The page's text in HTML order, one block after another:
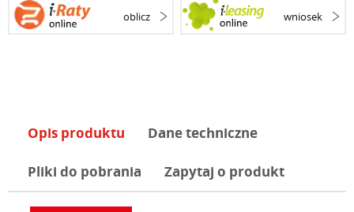
oblicz wniosek
Opis produktu Dane techniczne
Pliki do pobrania Zapytaj o produkt